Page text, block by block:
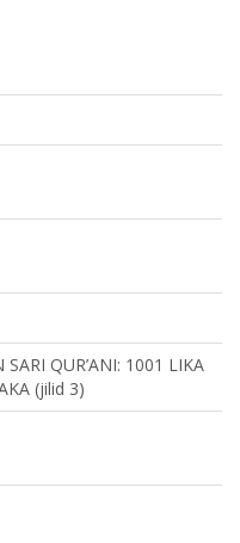
QUR’ANI: 1001 LIKA
(jilid 3)